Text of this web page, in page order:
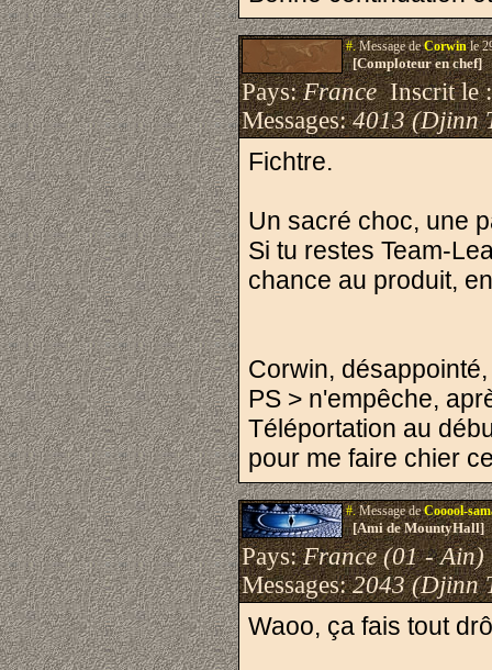
#.Message deCorwinle
[Comploteur en chef]
Pays:FranceInscrit le
Messages:4013 (Djinn
Fichtre.
Un sacré choc, une
Si tu restes Team-
chance au produit,
Corwin,
PS > n'empêche,
Téléportation au
pour me faire chier
#.Message deCooool-
[Ami de MountyHall]
Pays:France (01 - Ain)
Messages:2043 (Djinn
Waoo, ça fais tout